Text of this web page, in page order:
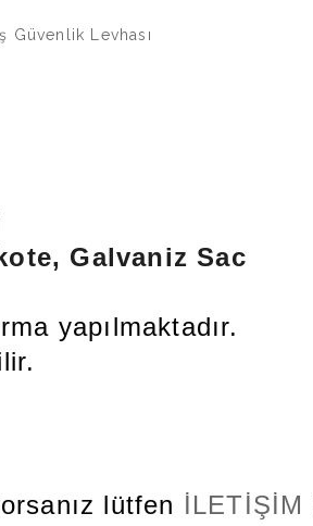
Iş Güvenlik Levhası
Galvaniz Sac
yapılmaktadır.
lütfen İLETİŞİM